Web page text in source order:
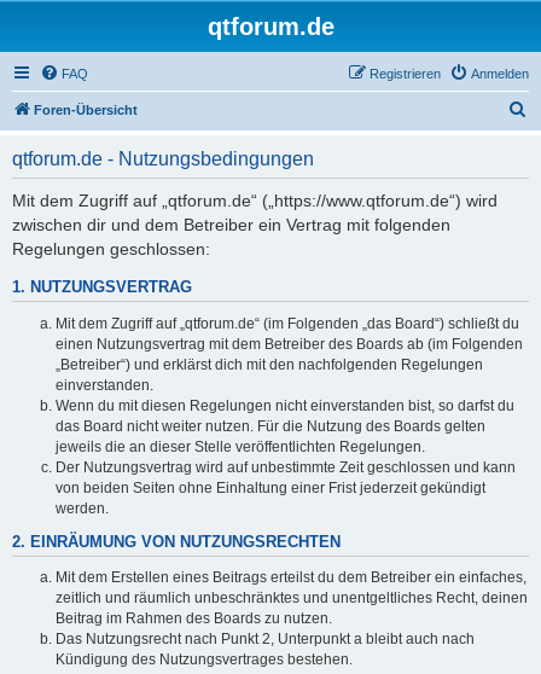
qtforum.de
FAQ Anmelden
Registrieren
Foren-Übersicht
qtforum.de - Nutzungsbedingungen
Mit dem Zugriff auf „qtforum.de“ („https://www.qtforum.de“) wird
zwischen dir und dem Betreiber ein Vertrag mit folgenden
Regelungen geschlossen:
1. NUTZUNGSVERTRAG
Mit dem Zugriff auf „qtforum.de“ (im Folgenden „das Board“) schließt du
einen Nutzungsvertrag mit dem Betreiber des Boards ab (im Folgenden
„Betreiber“) und erklärst dich mit den nachfolgenden Regelungen
einverstanden.
Wenn du mit diesen Regelungen nicht einverstanden bist, so darfst du
das Board nicht weiter nutzen. Für die Nutzung des Boards gelten
jeweils die an dieser Stelle veröffentlichten Regelungen.
Der Nutzungsvertrag wird auf unbestimmte Zeit geschlossen und kann
von beiden Seiten ohne Einhaltung einer Frist jederzeit gekündigt
werden.
2. EINRÄUMUNG VON NUTZUNGSRECHTEN
Mit dem Erstellen eines Beitrags erteilst du dem Betreiber ein einfaches,
zeitlich und räumlich unbeschränktes und unentgeltliches Recht, deinen
Beitrag im Rahmen des Boards zu nutzen.
Das Nutzungsrecht nach Punkt 2, Unterpunkt a bleibt auch nach
Kündigung des Nutzungsvertrages bestehen.